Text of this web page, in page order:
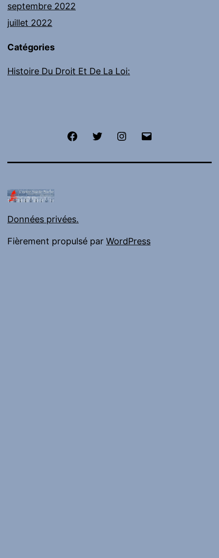
septembre 2022
juillet 2022
Catégories
Histoire Du Droit Et De La Loi:
FacebookTwitter Instagram
Données privées.
Fièrement propulsé par WordPress